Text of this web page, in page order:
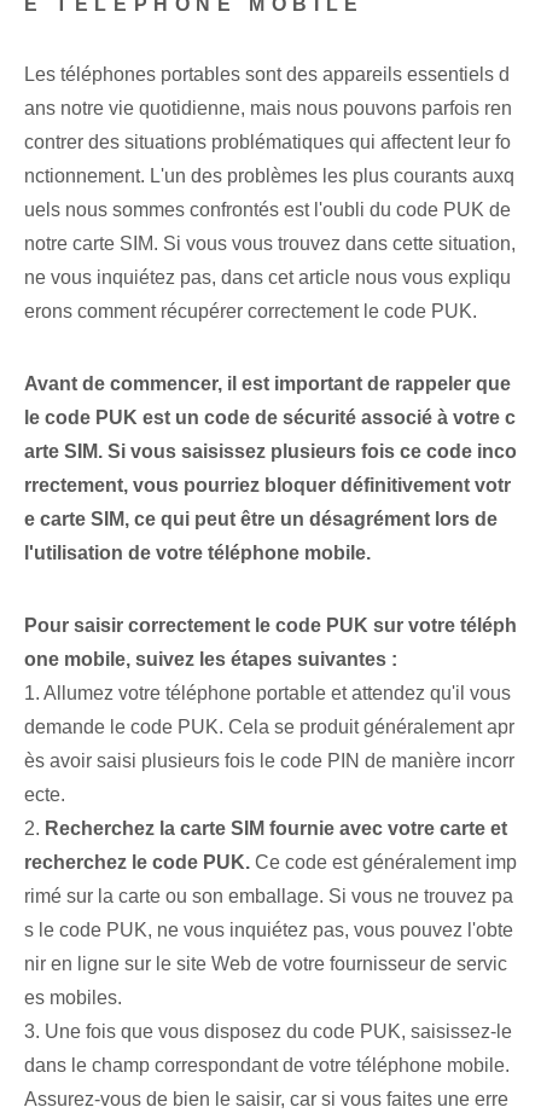
E TÉLÉPHONE MOBILE
Les téléphones portables sont des appareils essentiels d
ans notre vie quotidienne, mais nous pouvons parfois ren
contrer des situations problématiques qui affectent leur fo
nctionnement. L'un⁢ des problèmes les plus courants auxq
uels nous sommes confrontés⁢ est l'oubli du code PUK de
notre carte SIM. Si vous vous trouvez dans cette situation,
ne vous inquiétez pas, dans cet article nous vous expliqu
erons comment récupérer correctement le code PUK.
Avant de commencer, il est important de rappeler que
le code PUK est un code de sécurité associé à votre c
arte SIM. Si vous saisissez plusieurs fois ce code inco
rrectement, vous pourriez bloquer définitivement votr
e carte SIM, ce qui peut être un désagrément lors de
l'utilisation de votre téléphone mobile.
Pour saisir correctement le code PUK sur votre téléph
one mobile, suivez les étapes suivantes :
1. Allumez votre téléphone portable et attendez qu'il vous
demande le code PUK. Cela se produit généralement apr
ès avoir saisi plusieurs fois le code PIN⁢ de manière incorr
ecte.
2. Recherchez la carte SIM fournie avec votre carte et
recherchez le code PUK. Ce code est généralement ‌imp
rimé‍ sur la carte ou son emballage. Si vous ne trouvez pa
s le code PUK, ne vous inquiétez pas, vous pouvez l'obte
nir en ligne sur le site Web de votre fournisseur de servic
es mobiles.
3. Une fois que vous disposez du code PUK, saisissez-le
dans le champ correspondant de votre téléphone mobile.
Assurez-vous de bien le saisir, car si vous faites une erre